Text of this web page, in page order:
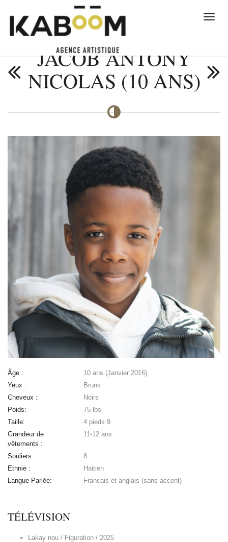
JACOB ANTONY
NICOLAS (10 ANS)
Âge :
10 ans (Janvier 2016)
Yeux :
Bruns
Cheveux :
Noirs
Poids:
75 lbs
Taille:
4 pieds 9
Grandeur de
vêtements :
11-12 ans
Souliers :
8
Ethnie :
Haitien
Langue Parlée:
Francais et anglais (sans accent)
TÉLÉVISION
Lakay nou / Figuration / 2025